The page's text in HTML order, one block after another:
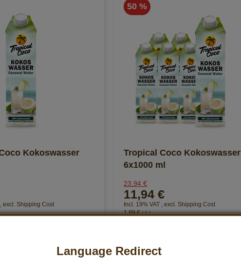
Kokoswasser
excl. Shipping Cost
50 %
Tropical Coco Kokoswasser
6x1000 ml
23,94 €
11,94 €
Incl. 19% VAT excl. Shipping Cost
1,99 €/ 1 l
Language Redirect